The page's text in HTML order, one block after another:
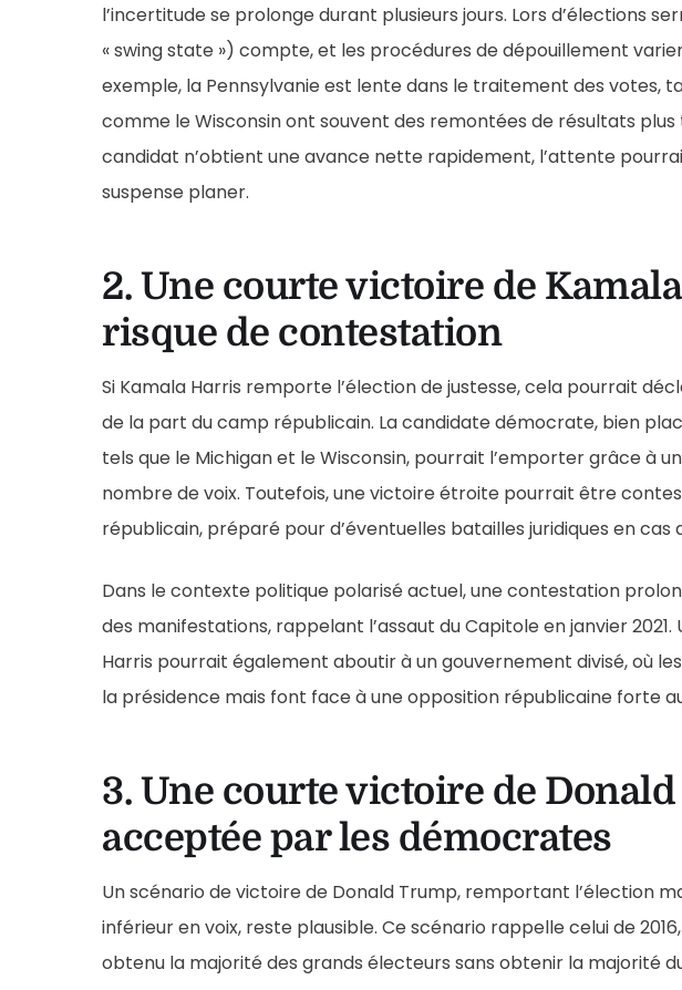
l’incertitude se prolonge durant plusieurs jours. Lors d’élections
« swing state ») compte, et les procédures de dépouillement
exemple, la Pennsylvanie est lente dans le traitement des votes,
comme le Wisconsin ont souvent des remontées de résultats plus
candidat n’obtient une avance nette rapidement, l’attente
suspense planer.
2. Une courte victoire de
risque de contestation
Si Kamala Harris remporte l’élection de justesse, cela pourrait
de la part du camp républicain. La candidate démocrate, bien
tels que le Michigan et le Wisconsin, pourrait l’emporter grâce à
nombre de voix. Toutefois, une victoire étroite pourrait être
républicain, préparé pour d’éventuelles batailles juridiques en cas
Dans le contexte politique polarisé actuel, une contestation
des manifestations, rappelant l’assaut du Capitole en janvier
Harris pourrait également aboutir à un gouvernement divisé, où
la présidence mais font face à une opposition républicaine forte
3. Une courte victoire de
acceptée par les démocrates
Un scénario de victoire de Donald Trump, remportant l’élection
inférieur en voix, reste plausible. Ce scénario rappelle celui de
obtenu la majorité des grands électeurs sans obtenir la majorité